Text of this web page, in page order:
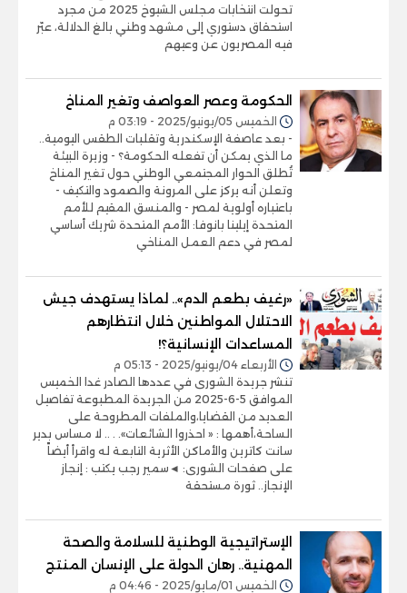
تحولت انتخابات مجلس الشيوخ 2025 من مجرد
استحقاق دستوري إلى مشهد وطني بالغ الدلالة، عبّر
فيه المصريون عن وعيهم
الحكومة وعصر العواصف وتغير المناخ
الخميس 05/يونيو/2025 - 03:19 م
- بعد عاصفة الإسكندرية وتقلبات الطقس اليومية..
ما الذي يمكن أن تفعله الحكومة؟ - وزيرة البيئة
تُطلق الحوار المجتمعي الوطني حول تغير المناخ
وتعلن أنه يركز على المرونة والصمود والتكيف -
باعتباره أولوية لمصر - والمنسق المقيم للأمم
المتحدة إيلينا بانوفا: الأمم المتحدة شريك أساسي
لمصر في دعم العمل المناخي
«رغيف بطعم الدم».. لماذا يستهدف جيش
الاحتلال المواطنين خلال انتظارهم
المساعدات الإنسانية؟!
الأربعاء 04/يونيو/2025 - 05:13 م
تنشر جريدة الشورى في عددها الصادر غدا الخميس
الموافق 5-6-2025 من الجريدة المطبوعة تفاصيل
العديد من القضايا،والملفات المطروحة على
الساحة،أهمها : « احذروا الشائعات». . .. لا مساس بدير
سانت كاترين والأماكن الأثرية التابعة له واقرأ أيضاً
على صفحات الشورى: ◄سمير رجب يكتب : إنجاز
الإنجاز.. ثورة مستحقة
الإستراتيجية الوطنية للسلامة والصحة
المهنية.. رهان الدولة على الإنسان المنتج
الخميس 01/مايو/2025 - 04:46 م